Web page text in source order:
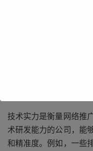
技术实力是衡量网络推
术研发能力的公司，能
和精准度。例如，一些